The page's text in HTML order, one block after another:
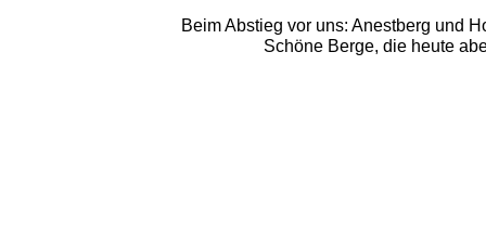
Beim Abstieg vor uns: Anestberg und
Schöne Berge, die heute